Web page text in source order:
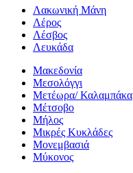
Λακωνική Μάνη
Λέρος
Λέσβος
Λευκάδα
Μακεδονία
Μεσολόγγι
Μετέωρα/ Καλαμπάκα
Μέτσοβο
Μήλος
Μικρές Κυκλάδες
Μονεμβασιά
Μύκονος